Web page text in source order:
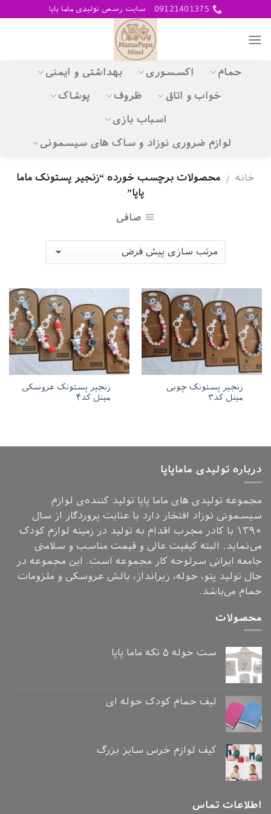
content
09121401375 سایت رسمی تولیدی ماما پاپا
حمام اکسسوری بهداشتی و ایمنی
خواب و اتاق ظروف پوشاک
اسباب بازی
لوازم ضروری نوزاد و ساک های سیسمونی
خانه / محصولات برچسب خورده “زنجیر پستونک ماما
پاپا”
صافی
زنجیر پستونک چوبی
مینل کد۳
زنجیر پستونک عروسکی
مینل کد۴
درباره تولیدی ماماپاپا
مجموعه تولیدی های ماما پاپا تولید کننده‌ی لوازم
سیسمونی نوزاد افتخار دارد با عنایت پروردگار از سال
۱۳۹۰ با کادر مجرب اقدام به تولید در زمینه لوازم کودک
می‌نماید. البته کیفیت عالی و قیمت مناسب و سلامتی
جامعه ایرانی سرلوحه کار مجموعه است. این مجموعه در
حال تولید پتو، حوله، زیرانداز، بالش عروسکی و ملزومات
حمام می‌باشد.
محصولات
ست حوله ۵ تکه ماما پاپا
لیف حمام کودک حوله ای
کیف لوازم خرس سایز بزرگ
اطلاعات تماس